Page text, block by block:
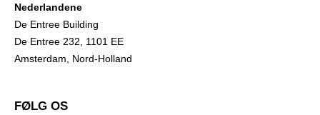
Nederlandene
De Entree Building
De Entree 232, 1101 EE
Amsterdam, Nord-Holland
FØLG OS